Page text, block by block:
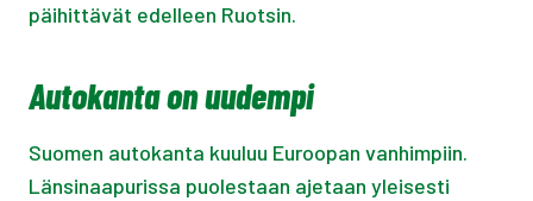
päihittävät edelleen Ruotsin.
Autokanta on uudempi
Suomen autokanta kuuluu Euroopan vanhimpiin.
Länsinaapurissa puolestaan ajetaan yleisesti